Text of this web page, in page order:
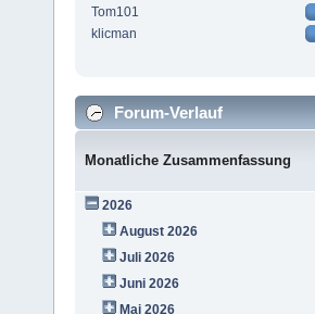
Tom101
klicman
Forum-Verlauf
Monatliche Zusammenfassung
2026
August 2026
Juli 2026
Juni 2026
Mai 2026